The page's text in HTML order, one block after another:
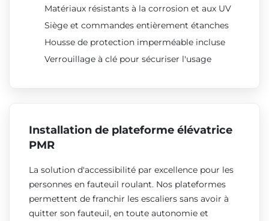
Matériaux résistants à la corrosion et aux UV
Siège et commandes entièrement étanches
Housse de protection imperméable incluse
Verrouillage à clé pour sécuriser l'usage
Installation de plateforme élévatrice
PMR
La solution d'accessibilité par excellence pour les
personnes en fauteuil roulant. Nos plateformes
permettent de franchir les escaliers sans avoir à
quitter son fauteuil, en toute autonomie et